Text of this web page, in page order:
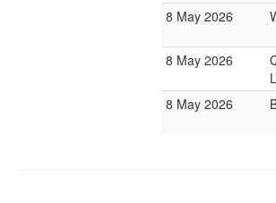
8 May 2026
8 May 2026
8 May 2026